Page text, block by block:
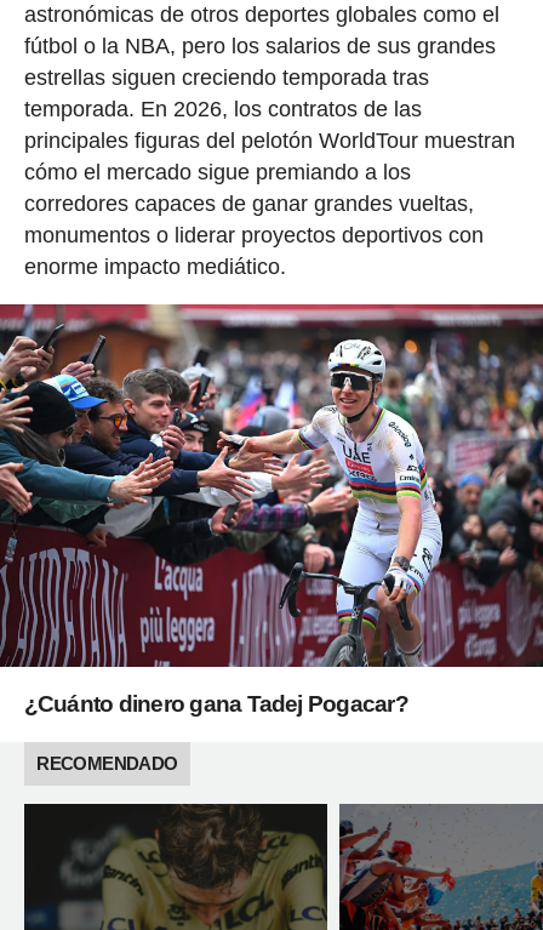
astronómicas de otros deportes globales como el
fútbol o la NBA, pero los salarios de sus grandes
estrellas siguen creciendo temporada tras
temporada. En 2026, los contratos de las
principales figuras del pelotón WorldTour muestran
cómo el mercado sigue premiando a los
corredores capaces de ganar grandes vueltas,
monumentos o liderar proyectos deportivos con
enorme impacto mediático.
¿Cuánto dinero gana Tadej Pogacar?
RECOMENDADO